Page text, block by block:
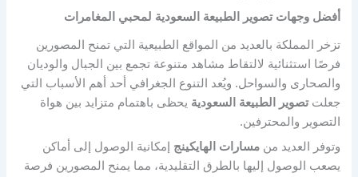
أفضل وجهات تصوير الطبيعة السعودية لمحبي المغامرات
تزخر المملكة بالعديد من المواقع الطبيعية التي تمنح المصورين
فرصًا استثنائية لالتقاط مشاهد متنوعة تجمع بين الجبال والوديان
والصحارى والسواحل. ويُعد التنوع الجغرافي أحد أهم الأسباب التي
جعلتتصوير الطبيعة السعودية يحظى باهتمام متزايد بين هواة
التصوير والمحترفين.
وتوفر العديد منمسارات الهايكينج إمكانية الوصول إلى أماكن
يصعب الوصول إليها بالطرق التقليدية، مما يمنح المصورين فرصة